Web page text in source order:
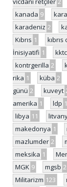
kanada 9
karadeniz 2
Kıbrıs 1
İnisiyatifi 1 kktc
kontrgerilla 2
rika 1 küba 2
günü 2 kuveyt
amerika 1 ldp 1
libya 11
makedonya 1
mazlumder 2
meksika 1
MGK 9 mgsb 2
Militarizm 123